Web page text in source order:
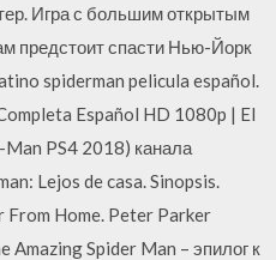
Игра с большим открытым
предстоит спасти Нью-Йорк
spiderman pelicula español.
Español HD 1080p | El
Man PS4 2018) канала
Lejos de casa. Sinopsis.
Home. Peter Parker
Amazing Spider Man – эпилог к